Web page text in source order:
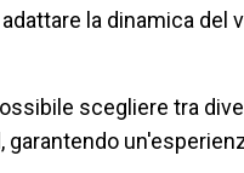
la dinamica del
scegliere tra
garantendo